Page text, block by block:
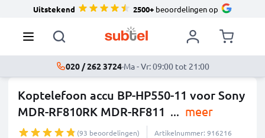
Uitstekend 2500+beoordelingen op
020 / 262 3724·Ma - Vr: 09:00 tot 21:00
Koptelefoon accu BP-HP550-11 voor Sony
MDR-RF810RK MDR-RF811 ... meer
(93 beoordelingen) Artikelnummer: 916216